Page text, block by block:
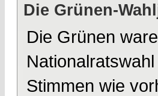
Die Grünen-
Die Grünen
Stimmen wie